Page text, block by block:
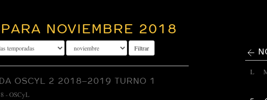
NOVIEMBRE 2018
Filtrar
OSCYL 2 2018–2019 TURNO 1
-OSCyL
L